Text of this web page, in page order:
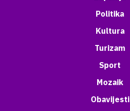
Politika
Kultura
Turizam
Sport
Mozaik
Obavijesti